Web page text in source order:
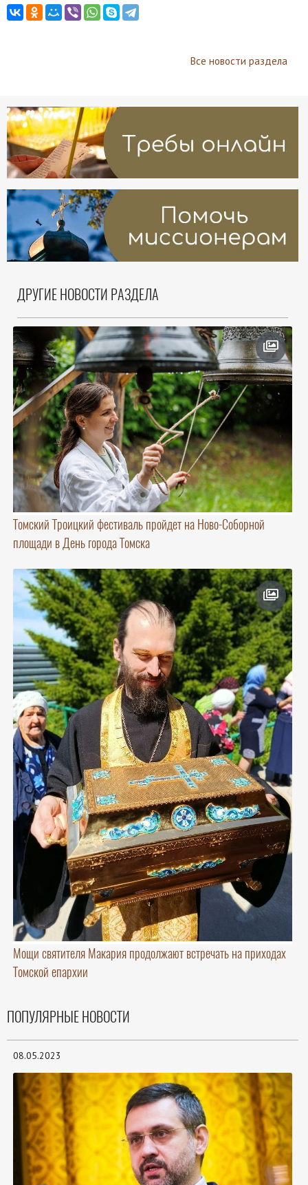
Все новости раздела
ДРУГИЕ НОВОСТИ РАЗДЕЛА
Томский Троицкий фестиваль пройдет на Ново-Соборной
площади в День города Томска
Мощи святителя Макария продолжают встречать на приходах
Томской епархии
ПОПУЛЯРНЫЕ НОВОСТИ
08.05.2023